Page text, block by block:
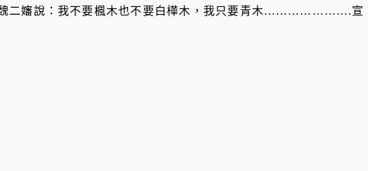
魏二嬸說：我不要楓木也不要白樺木，我只要青木………………….宣